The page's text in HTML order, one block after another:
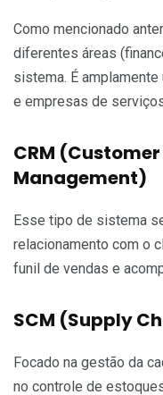
Como mencionado
diferentes áreas
sistema. É
e empresas de
CRM
Management)
Esse tipo de sistema
relacionamento com o
funil de vendas e
SCM (Supply
Focado na gestão da
no controle de